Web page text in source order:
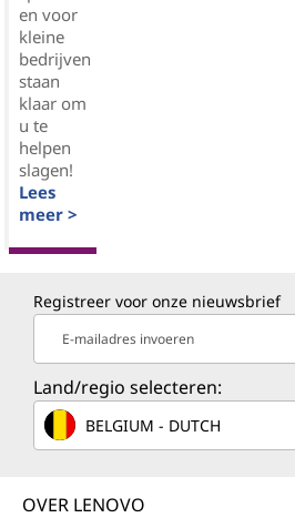
en voor
kleine
bedrijven
staan
klaar om
u te
helpen
slagen!
Lees
meer >
Registreer voor onze nieuwsbrief
E-mailadres invoeren
Land/regio selecteren:
BELGIUM - DUTCH
OVER LENOVO